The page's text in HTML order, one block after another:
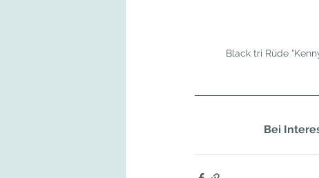
Black tri Rüde
Bei